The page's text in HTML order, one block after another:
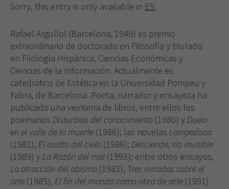
Sorry, this entry is only available in ES.
Rafael Argullol (Barcelona, 1949) es premio
extraordinario de doctorado en Filosofía y titulado
en Filología Hispánica, Ciencias Económicas y
Ciencias de la Información. Actualmente es
catedrático de Estética en la Universidad Pompeu y
Fabra, de Barcelona. Poeta, narrador y ensayista ha
publicado una veintena de libros, entre ellos los
poemarios Disturbios del conocimiento (1980) y Duelo
en el valle de la muerte (1986); las novelas Lampedusa
(1981), El asalto del cielo (1986); Desciende, río invisible
(1989) y La Razón del mal (1993); entre otros ensayos,
La atracción del abismo (1983), Tres miradas sobre el
arte (1985), El fin del mundo como obra de arte (1991)